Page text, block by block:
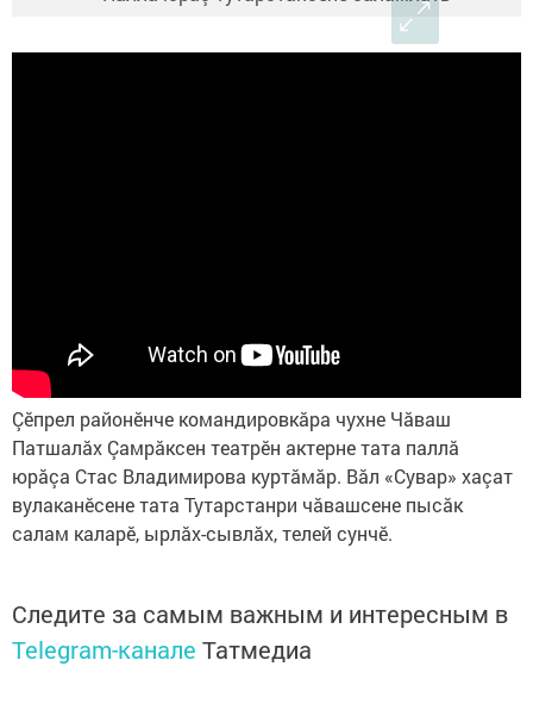
Çӗпрел районӗнче командировкăра чухне Чăваш
Патшалăх Çамрăксен театрӗн актерне тата паллă
юрăçа Стас Владимирова куртăмăр. Вăл «Сувар» хаçат
вулаканӗсене тата Тутарстанри чăвашсене пысăк
салам каларӗ, ырлăх-сывлăх, телей сунчӗ.
Следите за самым важным и интересным в
Telegram-канале Татмедиа